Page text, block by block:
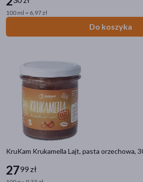
100 ml = 6,97 zł
Do koszyka
KruKam Krukamella Lajt, pasta orzechowa,
2799 zł